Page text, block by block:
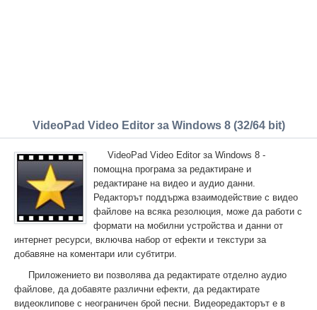
VideoPad Video Editor за Windows 8 (32/64 bit)
VideoPad Video Editor за Windows 8 -
помощна програма за редактиране и
редактиране на видео и аудио данни.
Редакторът поддържа взаимодействие с видео
файлове на всяка резолюция, може да работи с
формати на мобилни устройства и данни от
интернет ресурси, включва набор от ефекти и текстури за
добавяне на коментари или субтитри.
Приложението ви позволява да редактирате отделно аудио
файлове, да добавяте различни ефекти, да редактирате
видеоклипове с неограничен брой песни. Видеоредакторът е в